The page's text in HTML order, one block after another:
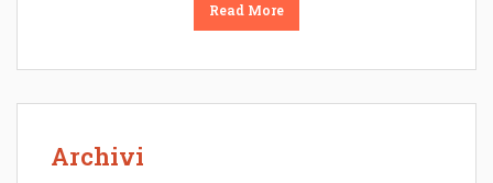
Read More
Archivi